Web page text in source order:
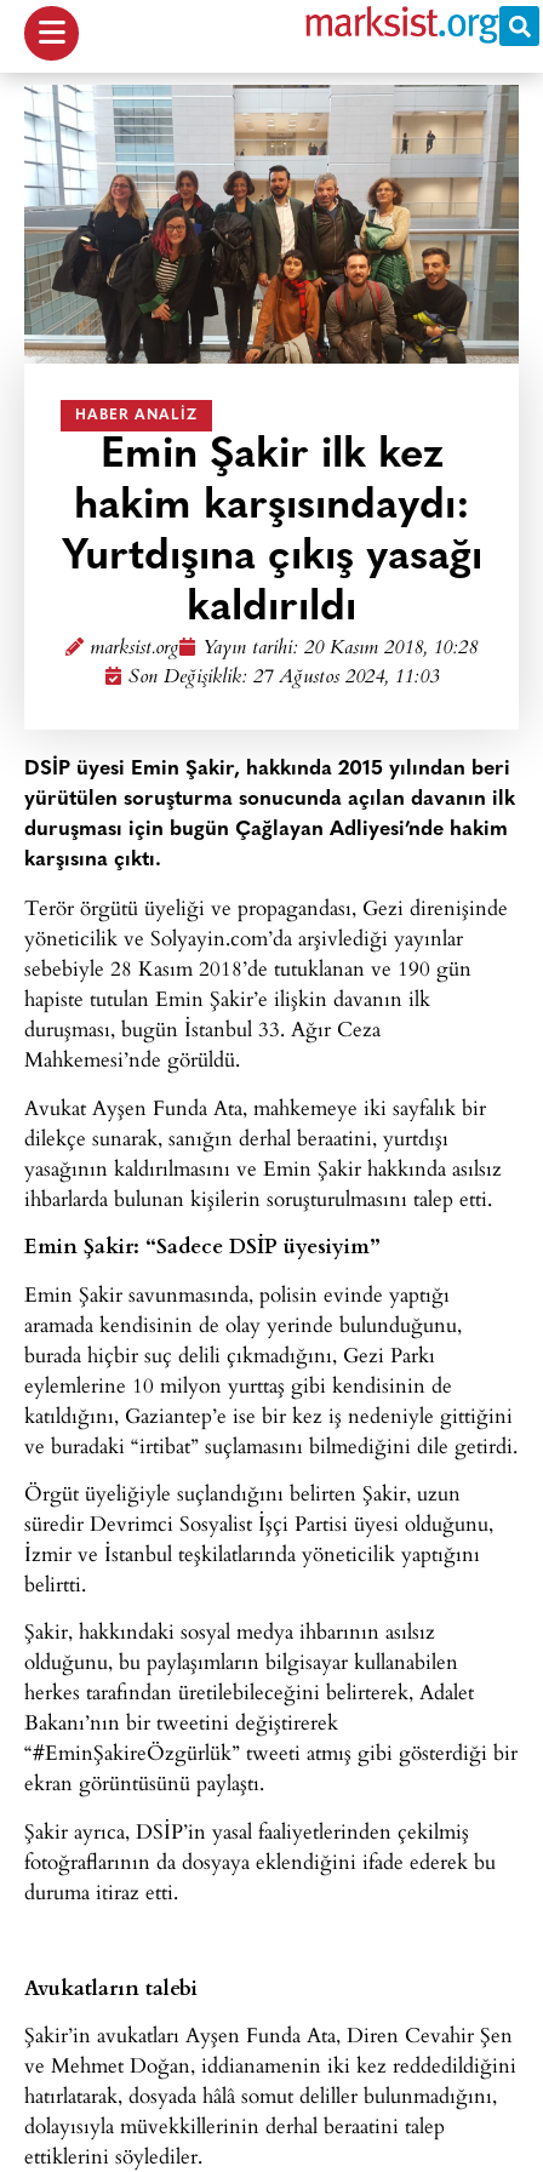
HABER ANALIZ
Emin Şakir ilk kez
hakim karşısındaydı:
Yurtdışına çıkış yasağı
kaldırıldı
marksist.org Yayın tarihi: 20 Kasım 2018, 10:28
Son Değişiklik: 27 Ağustos 2024, 11:03
DSİP üyesi Emin Şakir, hakkında 2015 yılından beri
yürütülen soruşturma sonucunda açılan davanın ilk
duruşması için bugün Çağlayan Adliyesi’nde hakim
karşısına çıktı.
Terör örgütü üyeliği ve propagandası, Gezi direnişinde
yöneticilik ve Solyayin.com’da arşivlediği yayınlar
sebebiyle 28 Kasım 2018’de tutuklanan ve 190 gün
hapiste tutulan Emin Şakir’e ilişkin davanın ilk
duruşması, bugün İstanbul 33. Ağır Ceza
Mahkemesi’nde görüldü.
Avukat Ayşen Funda Ata, mahkemeye iki sayfalık bir
dilekçe sunarak, sanığın derhal beraatini, yurtdışı
yasağının kaldırılmasını ve Emin Şakir hakkında asılsız
ihbarlarda bulunan kişilerin soruşturulmasını talep etti.
Emin Şakir: “Sadece DSİP üyesiyim”
Emin Şakir savunmasında, polisin evinde yaptığı
aramada kendisinin de olay yerinde bulunduğunu,
burada hiçbir suç delili çıkmadığını, Gezi Parkı
eylemlerine 10 milyon yurttaş gibi kendisinin de
katıldığını, Gaziantep’e ise bir kez iş nedeniyle gittiğini
ve buradaki “irtibat” suçlamasını bilmediğini dile getirdi.
Örgüt üyeliğiyle suçlandığını belirten Şakir, uzun
süredir Devrimci Sosyalist İşçi Partisi üyesi olduğunu,
İzmir ve İstanbul teşkilatlarında yöneticilik yaptığını
belirtti.
Şakir, hakkındaki sosyal medya ihbarının asılsız
olduğunu, bu paylaşımların bilgisayar kullanabilen
herkes tarafından üretilebileceğini belirterek, Adalet
Bakanı’nın bir tweetini değiştirerek
“#EminŞakireÖzgürlük” tweeti atmış gibi gösterdiği bir
ekran görüntüsünü paylaştı.
Şakir ayrıca, DSİP’in yasal faaliyetlerinden çekilmiş
fotoğraflarının da dosyaya eklendiğini ifade ederek bu
duruma itiraz etti.
Avukatların talebi
Şakir’in avukatları Ayşen Funda Ata, Diren Cevahir Şen
ve Mehmet Doğan, iddianamenin iki kez reddedildiğini
hatırlatarak, dosyada hâlâ somut deliller bulunmadığını,
dolayısıyla müvekkillerinin derhal beraatini talep
ettiklerini söylediler.